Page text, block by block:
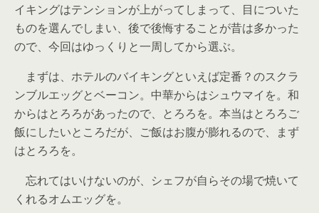
イキングはテンションが上がってしまって、目についた
ものを選んでしまい、後で後悔することが昔は多かった
ので、今回はゆっくりと一周してから選ぶ。
まずは、ホテルのバイキングといえば定番？のスクラ
ンブルエッグとベーコン。中華からはシュウマイを。和
からはとろろがあったので、とろろを。本当はとろろご
飯にしたいところだが、ご飯はお腹が膨れるので、まず
はとろろを。
忘れてはいけないのが、シェフが自らその場で焼いて
くれるオムエッグを。